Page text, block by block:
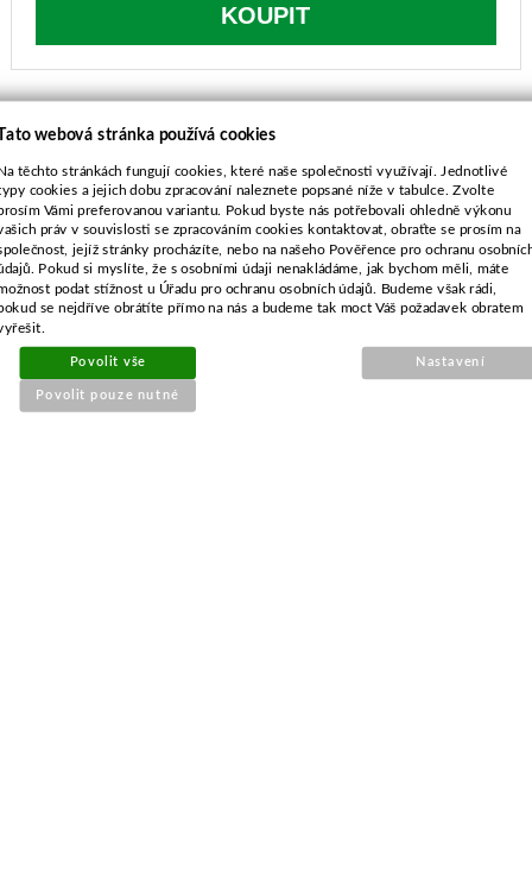
KOUPIT
POPIS ZBOŽÍ
Délka 32,0 mm
Závit 3/8
Pro elektrické sekačky
webová stránka používá cookies
těchto stránkách fungují cookies, které naše společnosti využívají. Jednotlivé
cookies a jejich dobu zpracování naleznete popsané níže v tabulce. Zvolte
Vámi preferovanou variantu. Pokud byste nás potřebovali ohledně výkonu
práv v souvislosti se zpracováním cookies kontaktovat, obraťte se prosím na
jejíž stránky procházíte, nebo na našeho Pověřence pro ochranu
Pokud si myslíte, že s osobními údaji nenakládáme, jak bychom měli, máte
podat stížnost u Úřadu pro ochranu osobních údajů. Budeme však rádi,
se nejdříve obrátíte přímo na nás a budeme tak moct Váš požadavek obratem
Povolit vše
Povolit pouze nutné
Nastavení